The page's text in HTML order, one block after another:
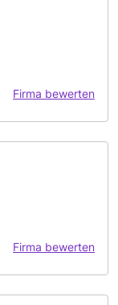
Firma bewerten
Firma bewerten